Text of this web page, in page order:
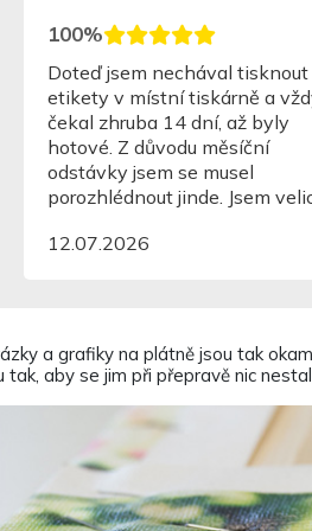
kvalitní tisk, jednoduché
objednávky.
a grafiky na plátně jsou tak
aby se jim při přepravě nic